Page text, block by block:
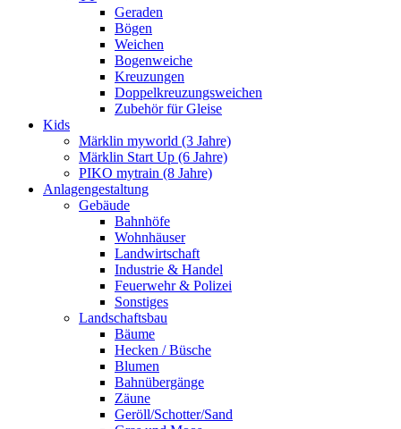
Geraden
Bögen
Weichen
Bogenweiche
Kreuzungen
Doppelkreuzungsweichen
Zubehör für Gleise
Kids
Märklin myworld (3 Jahre)
Märklin Start Up (6 Jahre)
PIKO mytrain (8 Jahre)
Anlagengestaltung
Gebäude
Bahnhöfe
Wohnhäuser
Landwirtschaft
Industrie & Handel
Feuerwehr & Polizei
Sonstiges
Landschaftsbau
Bäume
Hecken / Büsche
Blumen
Bahnübergänge
Zäune
Geröll/Schotter/Sand